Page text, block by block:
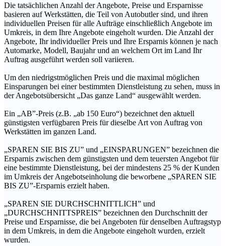
Die tatsächlichen Anzahl der Angebote, Preise und Ersparnisse
basieren auf Werkstätten, die Teil von Autobutler sind, und ihren
individuellen Preisen für alle Aufträge einschließlich Angebote im
Umkreis, in dem Ihre Angebote eingeholt wurden. Die Anzahl der
Angebote, Ihr individueller Preis und Ihre Ersparnis können je nach
Automarke, Modell, Baujahr und an welchem Ort im Land Ihr
Auftrag ausgeführt werden soll variieren.
Um den niedrigstmöglichen Preis und die maximal möglichen
Einsparungen bei einer bestimmten Dienstleistung zu sehen, muss in
der Angebotsübersicht „Das ganze Land“ ausgewählt werden.
Ein „AB”-Preis (z.B. „ab 150 Euro“) bezeichnet den aktuell
günstigsten verfügbaren Preis für dieselbe Art von Auftrag von
Werkstätten im ganzen Land.
„SPAREN SIE BIS ZU” und „EINSPARUNGEN” bezeichnen die
Ersparnis zwischen dem günstigsten und dem teuersten Angebot für
eine bestimmte Dienstleistung, bei der mindestens 25 % der Kunden
im Umkreis der Angebotseinholung die beworbene „SPAREN SIE
BIS ZU”-Ersparnis erzielt haben.
„SPAREN SIE DURCHSCHNITTLICH” und
„DURCHSCHNITTSPREIS” bezeichnen den Durchschnitt der
Preise und Ersparnisse, die bei Angeboten für denselben Auftragstyp
in dem Umkreis, in dem die Angebote eingeholt wurden, erzielt
wurden.